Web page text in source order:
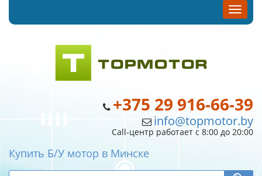
+375 29 916-66-39
info@topmotor.by
Call-центр работает с 8:00 до 20:00
Купить Б/У мотор в Минске